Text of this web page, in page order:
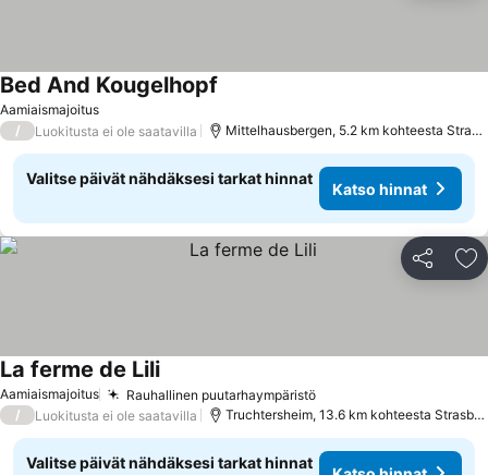
Aamiaismajoitus
Bed And Kougelhopf
/ Luokitusta ei ole saatavilla Mittelhausbergen, 5.2 km kohteesta Strasbourg
Valitse päivät nähdäksesi tarkat hinnat
Katso hinnat
Jaa
Aamiaismajoitus Rauhallinen puutarhaympäristö
La ferme de Lili
/ Luokitusta ei ole saatavilla Truchtersheim, 13.6 km kohteesta Strasbourg
Valitse päivät nähdäksesi tarkat hinnat